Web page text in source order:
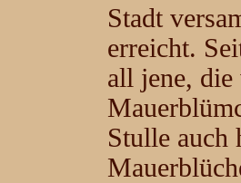
Stadt
erreicht.
all jene,
Stulle auch